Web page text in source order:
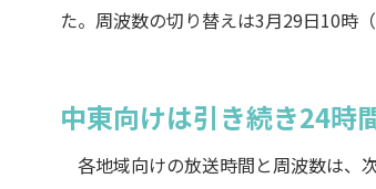
た。周波数の切り替えは3月29日10時
中東向けは引き続き24時
各地域向けの放送時間と周波数は、次